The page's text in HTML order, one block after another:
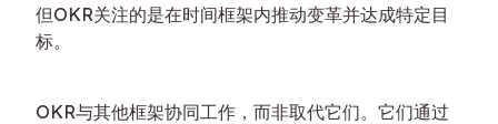
但OKR关注的是在时间框架内推动变革并达成特定目
标。
OKR与其他框架协同工作，而非取代它们。它们通过